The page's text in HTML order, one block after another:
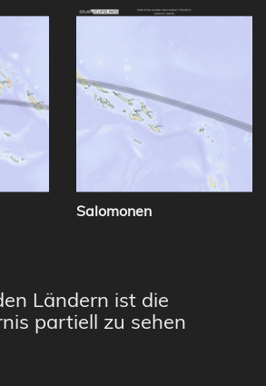
Salomonen
Ländern ist die
partiell zu sehen